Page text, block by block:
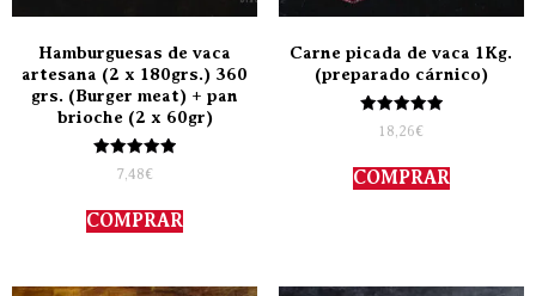
Hamburguesas de vaca
artesana (2 x 180grs.) 360
grs. (Burger meat) + pan
brioche (2 x 60gr)
Valorado
con
de 5
7,48€
COMPRAR
Carne picada de vaca 1Kg.
(preparado cárnico)
Valorado
con
de 5
18,26€
COMPRAR